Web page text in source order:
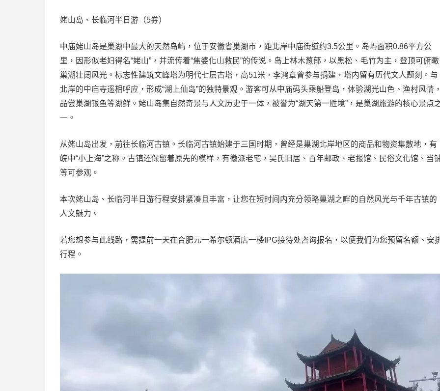
姥山岛、长临河半日游（5券）
中庙姥山岛是巢湖中最大的天然岛屿，位于安徽省巢湖市，距北岸中庙街道约3.5公里。岛屿面积0.86平方公
里，因形似老妇得名“姥山”，并流传着“焦婆化山救民”的传说。岛上林木葱郁，以黑松、毛竹为主，登顶可俯瞰
巢湖壮阔风光。标志性建筑文峰塔为明代七层古塔，高51米，李鸿章曾参与捐建，塔内留有历代文人题刻。与
北岸的中庙寺遥相呼应，形成“湖上仙岛”的独特景观。游客可从中庙码头乘船登岛，体验湖光山色、渔村风情
品尝巢湖银鱼等湖鲜。姥山岛集自然奇景与人文历史于一体，被誉为“湖天第一胜境”，是巢湖旅游的核心景点
一。
从姥山岛出发，前往长临河古镇。长临河古镇始建于三国时期，曾经是巢湖北岸地区的商品和物资集散地，有
皖中“小上海”之称。古镇还保留着原先的模样，有徽派老宅，吴氏旧居、百年邮政、老报馆、民俗文化馆、当
等可参观。
本次姥山岛、长临河半日游行程安排紧凑且丰富，让您在短时间内充分领略巢湖之畔的自然风光与千年古镇的
人文魅力。
若您想参与此线路，需提前一天在合肥元一希尔顿酒店一楼IPG接待处咨询报名，以便我们为您预留名额、安
行程。